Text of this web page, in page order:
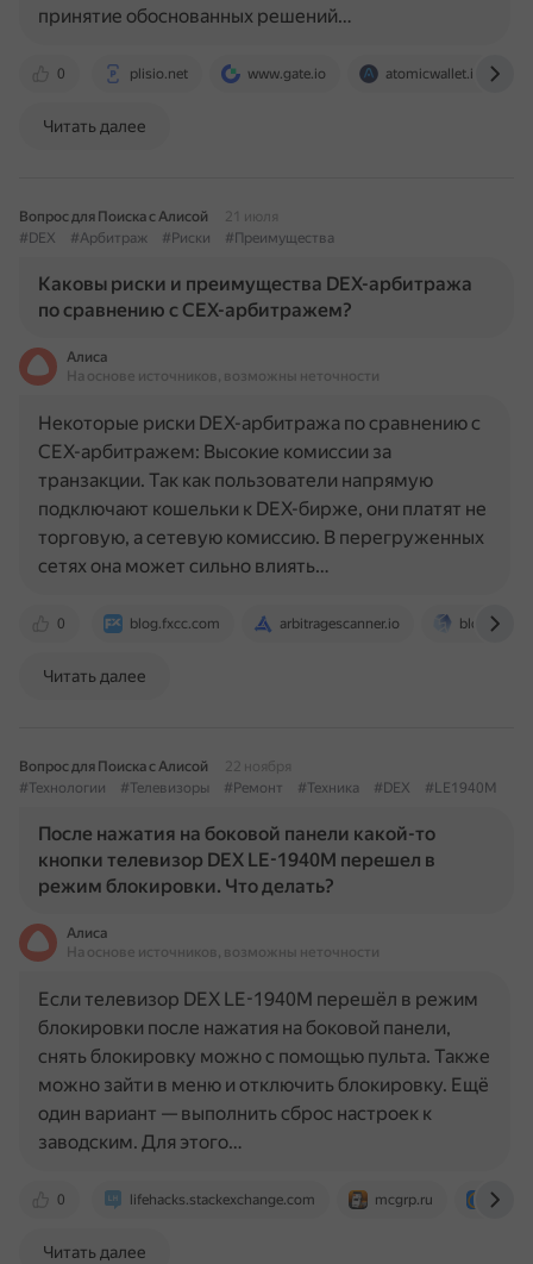
0 plisio.net www.gate.io atomicwallet.io
принятие обоснованных решений…
Читать далее
Вопрос для Поиска с Алисой
21 июля
#DEX
#Арбитраж #Риски #Преимущества
Каковы риски и преимущества DEX-арбитража
по сравнению с CEX-арбитражем?
Алиса
На основе источников, возможны неточности
0 blog.fxcc.com arbitragescanner.io blog.ston.fi
Некоторые риски DEX-арбитража по сравнению с
CEX-арбитражем: Высокие комиссии за
транзакции. Так как пользователи напрямую
подключают кошельки к DEX-бирже, они платят не
торговую, а сетевую комиссию. В перегруженных
сетях она может сильно влиять…
Читать далее
Вопрос для Поиска с Алисой
22 ноября
#Технологии
#Телевизоры #Ремонт #Техника #DEX #LE1940M
После нажатия на боковой панели какой-то
кнопки телевизор DEX LE-1940M перешел в
режим блокировки. Что делать?
Алиса
На основе источников, возможны неточности
0 lifehacks.stackexchange.com mcgrp.ru
Если телевизор DEX LE-1940M перешёл в режим
блокировки после нажатия на боковой панели,
снять блокировку можно с помощью пульта. Также
можно зайти в меню и отключить блокировку. Ещё
один вариант — выполнить сброс настроек к
заводским. Для этого…
Читать далее